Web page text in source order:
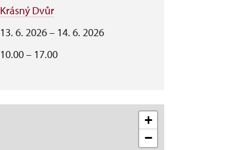
Krásný Dvůr
13. 6. 2026 – 14. 6. 2026
10.00 – 17.00
+
−